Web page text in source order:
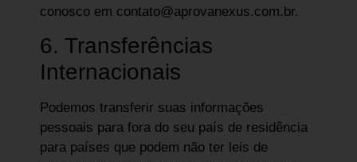
conosco em contato@aprovanexus.com.br.
6. Transferências
Internacionais
Podemos transferir suas informações
pessoais para fora do seu país de residência
para países que podem não ter leis de